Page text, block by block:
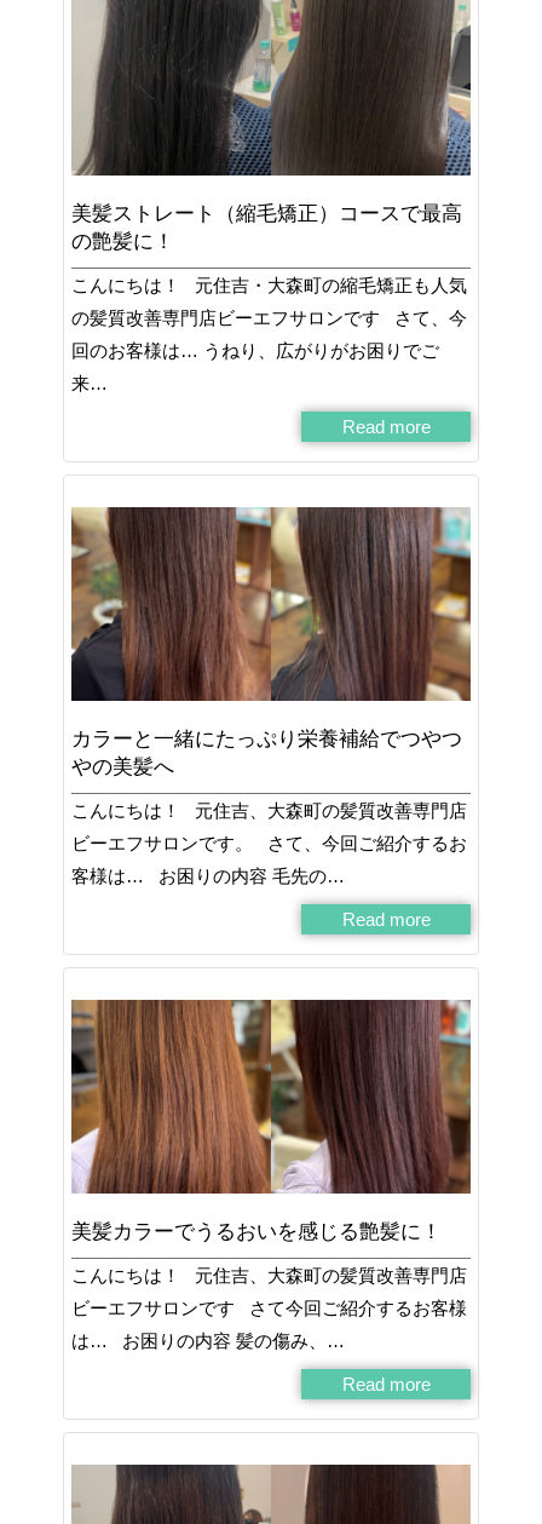
美髪ストレート（縮毛矯正）コースで最高
の艶髪に！
こんにちは！ 元住吉・大森町の縮毛矯正も人気
の髪質改善専門店ビーエフサロンです さて、今
回のお客様は… うねり、広がりがお困りでご
来…
Read more
カラーと一緒にたっぷり栄養補給でつやつ
やの美髪へ
こんにちは！ 元住吉、大森町の髪質改善専門店
ビーエフサロンです。 さて、今回ご紹介するお
客様は… お困りの内容 毛先の…
Read more
美髪カラーでうるおいを感じる艶髪に！
こんにちは！ 元住吉、大森町の髪質改善専門店
ビーエフサロンです さて今回ご紹介するお客様
は… お困りの内容 髪の傷み、…
Read more